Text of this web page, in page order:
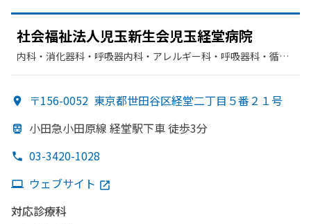
社会福祉法人児玉新生会児玉経堂病院
内科・​消化器科・​呼吸器内科・​アレルギー科・​呼吸器科・​循環
〒156-0052 東京都世田谷区経堂二丁目５番２１号
小田急小田原線 経堂駅下車 徒歩3分
03-3420-1028
ウェブサイト
対応診療科